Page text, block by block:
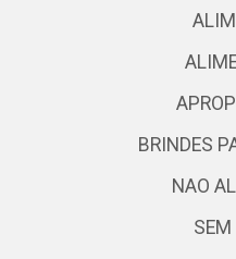
BRINDES
NAO
SEM